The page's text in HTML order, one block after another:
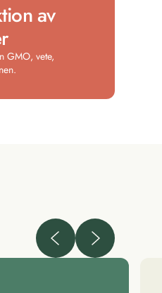
av
GMO, vete,